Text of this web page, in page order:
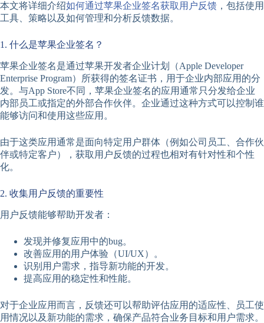
本文将详细介绍如何通过苹果企业签名获取用户反馈 ，包括使用
工具、策略以及如何管理和分析反馈数据。
1. 什么是苹果企业签名？
苹果企业签名是通过苹果开发者企业计划（Apple Developer
Enterprise Program）所获得的签名证书，用于企业内部应用的分
发。与App Store不同，苹果企业签名的应用通常只分发给企业
内部员工或指定的外部合作伙伴。企业通过这种方式可以控制谁
能够访问和使用这些应用。
由于这类应用通常是面向特定用户群体（例如公司员工、合作伙
伴或特定客户），获取用户反馈的过程也相对有针对性和个性
化。
2. 收集用户反馈的重要性
用户反馈能够帮助开发者：
发现并修复应用中的bug。
改善应用的用户体验（UI/UX）。
识别用户需求，指导新功能的开发。
提高应用的稳定性和性能。
对于企业应用而言，反馈还可以帮助评估应用的适应性、员工使
用情况以及新功能的需求，确保产品符合业务目标和用户需求。